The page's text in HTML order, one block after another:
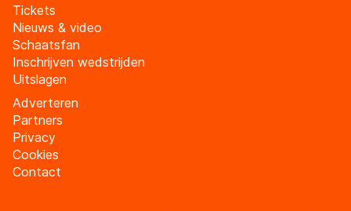
Tickets
Nieuws & video
Schaatsfan
Inschrijven wedstrijden
Uitslagen
Adverteren
Partners
Privacy
Cookies
Contact